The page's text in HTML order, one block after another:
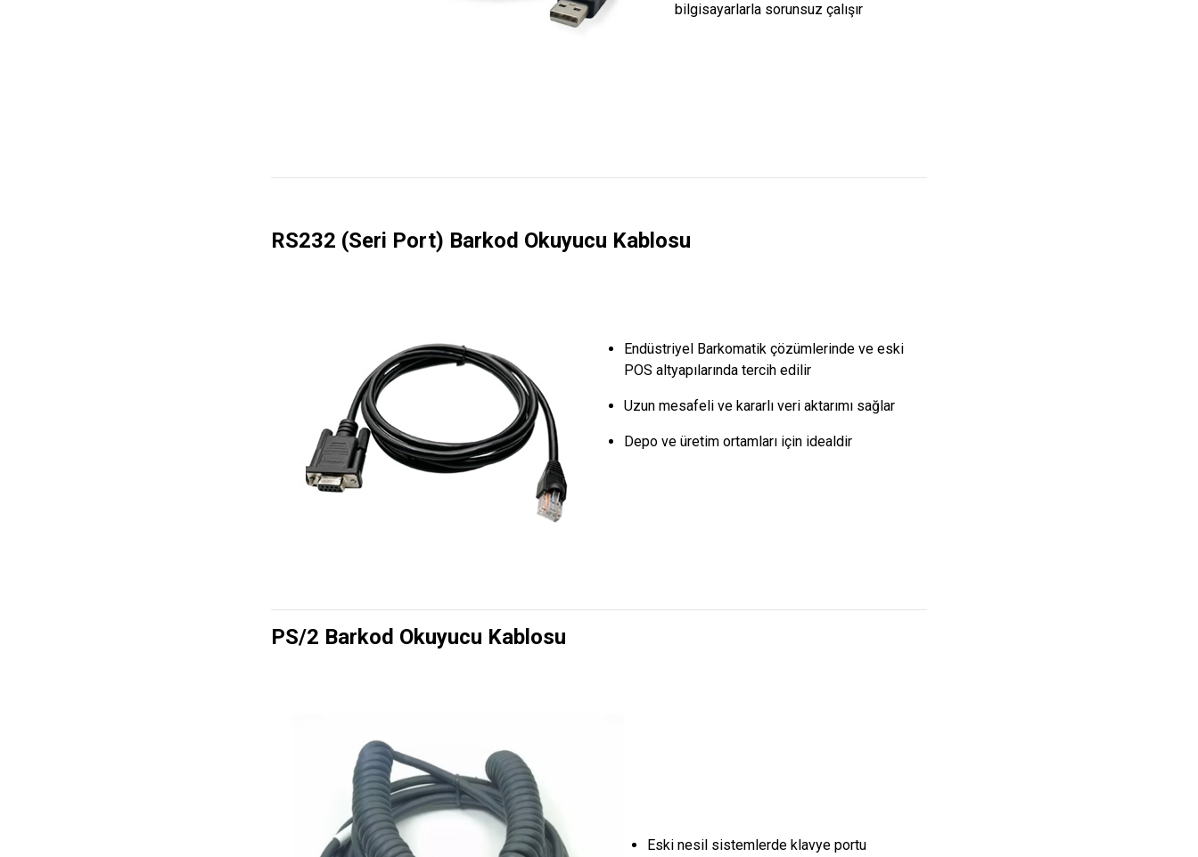
bilgisayarlarla sorunsuz çalışır
RS232 (Seri Port) Barkod Okuyucu Kablosu
Endüstriyel Barkomatik çözümlerinde ve eski
POS altyapılarında tercih edilir
Uzun mesafeli ve kararlı veri aktarımı sağlar
Depo ve üretim ortamları için idealdir
PS/2 Barkod Okuyucu Kablosu
Eski nesil sistemlerde klavye portu